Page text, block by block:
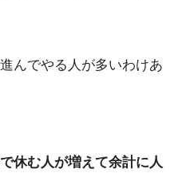
んでやる人が多いわけあ
休む人が増えて余計に人